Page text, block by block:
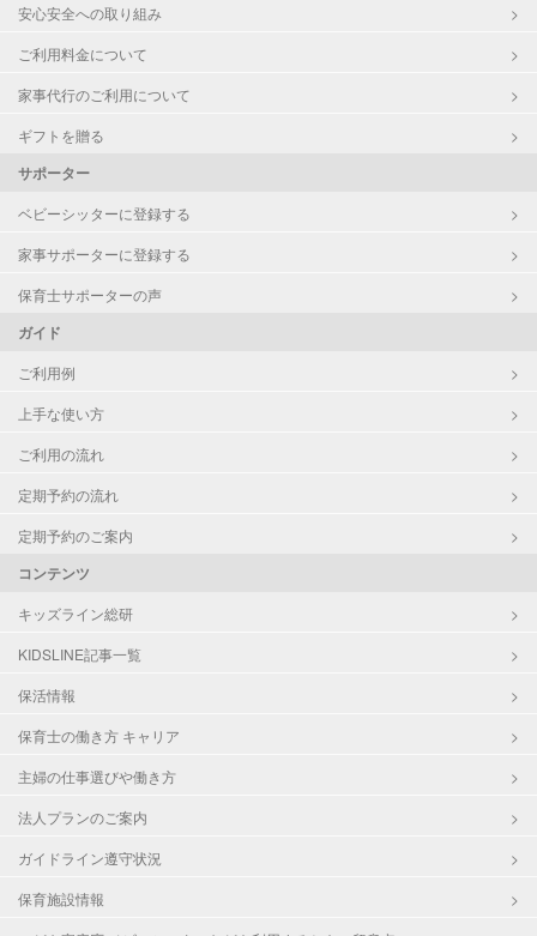
安心安全への取り組み
ご利用料金について
家事代行のご利用について
ギフトを贈る
サポーター
ベビーシッターに登録する
家事サポーターに登録する
保育士サポーターの声
ガイド
ご利用例
上手な使い方
ご利用の流れ
定期予約の流れ
定期予約のご案内
コンテンツ
キッズライン総研
KIDSLINE記事一覧
保活情報
保育士の働き方 キャリア
主婦の仕事選びや働き方
法人プランのご案内
ガイドライン遵守状況
保育施設情報